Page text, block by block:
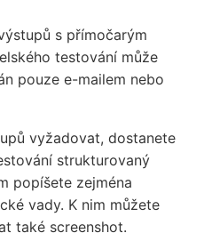
s přímočarým
testování může
pouze e-mailem nebo
vyžadovat, dostanete
strukturovaný
popíšete zejména
vady. K nim můžete
také screenshot.